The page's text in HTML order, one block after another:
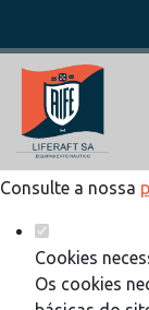
Defina as
para este
Este website
analíticos e
de navegação e
Consulte a nossa
Cookies
Os cookies